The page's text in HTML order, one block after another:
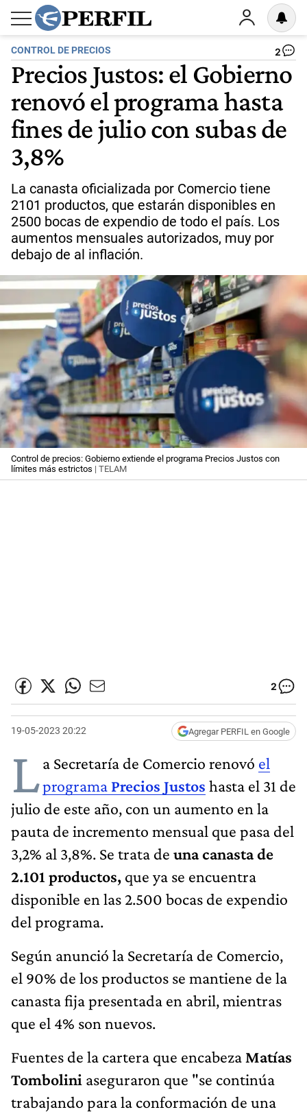
CONTROL DE PRECIOS 2
Precios Justos: el Gobierno
renovó el programa hasta
fines de julio con subas de
3,8%
La canasta oficializada por Comercio tiene
2101 productos, que estarán disponibles en
2500 bocas de expendio de todo el país. Los
aumentos mensuales autorizados, muy por
debajo de al inflación.
Control de precios: Gobierno extiende el programa Precios Justos con
límites más estrictos | TELAM
2
19-05-2023 20:22 Agregar PERFIL en Google
La Secretaría de Comercio renovó el
programa Precios Justos hasta el 31 de
julio de este año, con un aumento en la
pauta de incremento mensual que pasa del
3,2% al 3,8%. Se trata de una canasta de
2.101 productos, que ya se encuentra
disponible en las 2.500 bocas de expendio
del programa.
Según anunció la Secretaría de Comercio,
el 90% de los productos se mantiene de la
canasta fija presentada en abril, mientras
que el 4% son nuevos.
Fuentes de la cartera que encabeza Matías
Tombolini aseguraron que "se continúa
trabajando para la conformación de una